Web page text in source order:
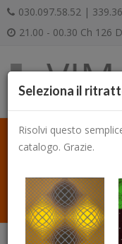
030.097.58.52 |
21.00 - 00.30 Ch 126
Seleziona il
Risolvi questo
catalogo. Grazie.